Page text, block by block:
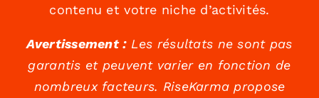
contenu et votre niche d’activités.
Avertissement :Les résultats ne sont pas
garantis et peuvent varier en fonction de
nombreux facteurs. RiseKarma propose